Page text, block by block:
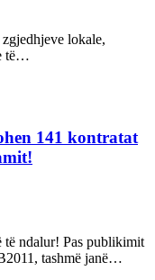
lokale,
të…
141 kontratat
të ndalur! Pas publikimit
tashmë janë…